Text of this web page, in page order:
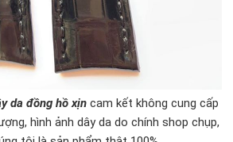
da đồng hồ xịn cam kết không cung cấp
hình ảnh dây da do chính shop chụp,